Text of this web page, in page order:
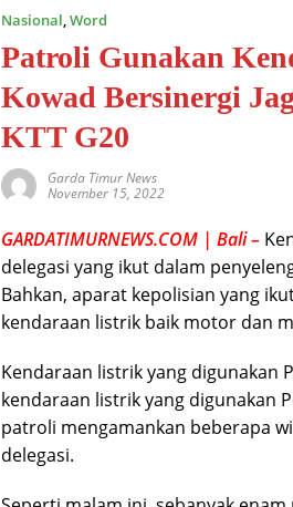
Nasional,Word
Patroli Gunakan
Kowad Bersinergi
KTT G20
Garda Timur News
November 15, 2022
GARDATIMURNEWS.COM | Bali –
delegasi yang ikut dalam
Bahkan, aparat kepolisian yang
kendaraan listrik baik motor dan
Kendaraan listrik yang digunakan
kendaraan listrik yang digunakan
patroli mengamankan beberapa
delegasi.